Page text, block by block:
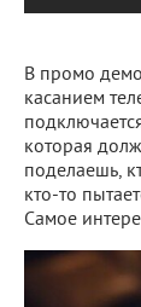
В промо
касанием
которая
поделаешь,
кто-то
Самое